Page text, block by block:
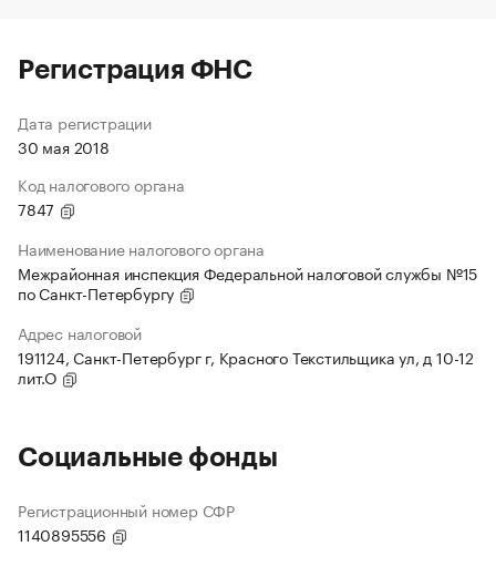
Регистрация ФНС
Дата регистрации
30 мая 2018
Код налогового органа
7847
Наименование налогового органа
Межрайонная инспекция Федеральной налоговой службы №15
по Санкт-Петербургу
Адрес налоговой
191124, Санкт-Петербург г, Красного Текстильщика ул, д 10-12
лит.О
Социальные фонды
Регистрационный номер СФР
1140895556